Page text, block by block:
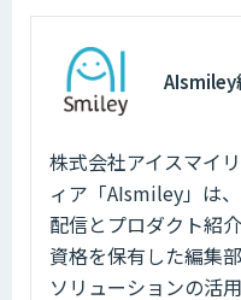
AIsmiley
株式会社アイスマイ
ィア「AIsmiley」は
配信とプロダクト紹
資格を保有した編集
ソリューションの活